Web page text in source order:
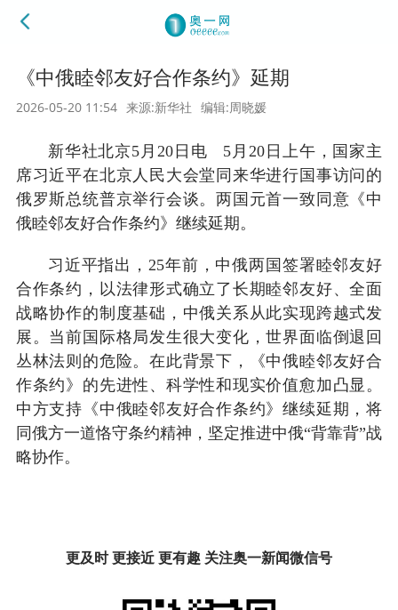
《中俄睦邻友好合作条约》延期
2026-05-20 11:54 来源:新华社 编辑:周晓媛
新华社北京5月20日电 5月20日上午，国家主
席习近平在北京人民大会堂同来华进行国事访问的
俄罗斯总统普京举行会谈。两国元首一致同意《中
俄睦邻友好合作条约》继续延期。
习近平指出，25年前，中俄两国签署睦邻友好
合作条约，以法律形式确立了长期睦邻友好、全面
战略协作的制度基础，中俄关系从此实现跨越式发
展。当前国际格局发生很大变化，世界面临倒退回
丛林法则的危险。在此背景下，《中俄睦邻友好合
作条约》的先进性、科学性和现实价值愈加凸显。
中方支持《中俄睦邻友好合作条约》继续延期，将
同俄方一道恪守条约精神，坚定推进中俄“背靠背”战
略协作。
更及时 更接近 更有趣 关注奥一新闻微信号